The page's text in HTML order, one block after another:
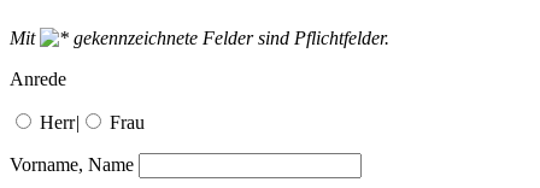
Mit
gekennzeichnete Felder sind Pflichtfelder.
Anrede
Herr| Frau
Vorname, Name